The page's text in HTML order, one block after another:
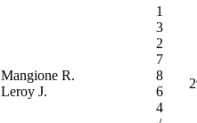
Mangione R.
Leroy J.
1
3
2
7
8
6
4